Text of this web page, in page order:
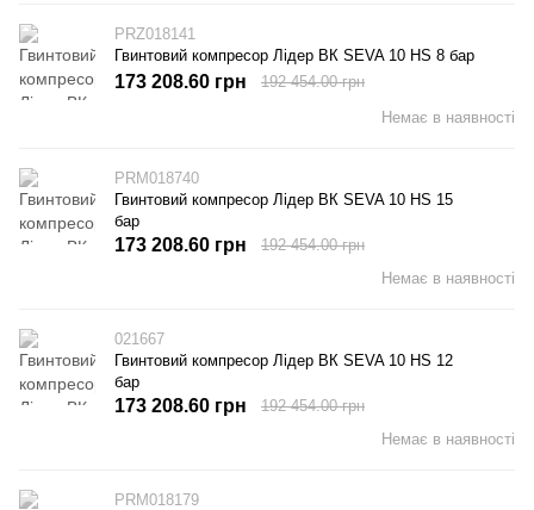
PRZ018141
Гвинтовий компресор Лідер ВК SEVA 10 HS 8 бар
Немає в наявності
173 208.60 грн 192 454.00 грн
PRM018740
Гвинтовий компресор Лідер ВК SEVA 10 HS 15
бар
Немає в наявності
173 208.60 грн 192 454.00 грн
021667
Гвинтовий компресор Лідер ВК SEVA 10 HS 12
бар
Немає в наявності
173 208.60 грн 192 454.00 грн
PRM018179